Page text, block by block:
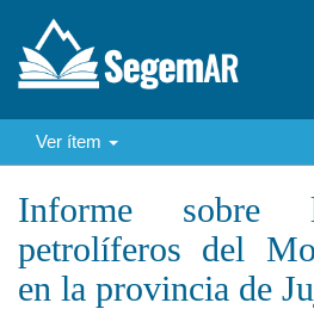
Ver ítem
Informe sobre
petrolíferos del
en la provincia de